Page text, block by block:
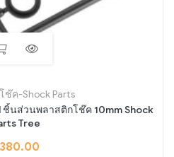
ช๊ค-Shock Parts
ชิ้นส่วนพลาสติกโช๊ค 10mm Shock
Tree